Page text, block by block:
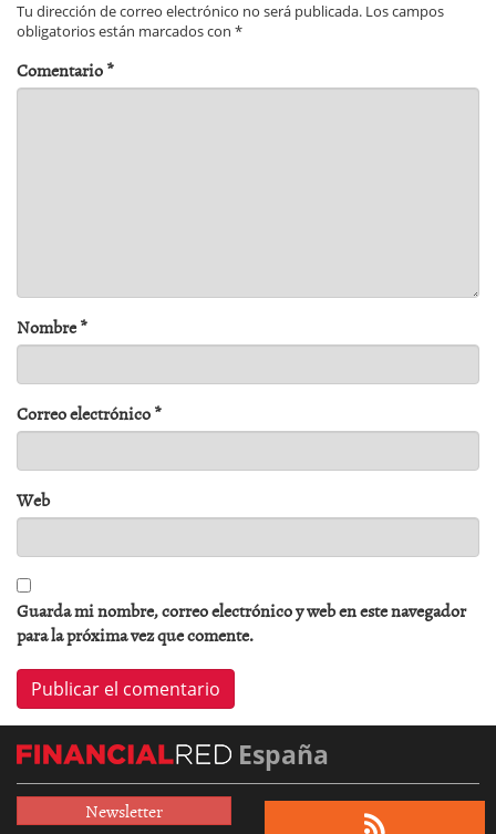
Tu dirección de correo electrónico no será publicada. Los campos
obligatorios están marcados con *
Comentario*
Nombre*
Correo electrónico*
Web
Guarda mi nombre, correo electrónico y web en este navegador
para la próxima vez que comente.
España
Newsletter